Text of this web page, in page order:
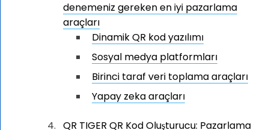
denemeniz gereken en iyi pazarlama
araçları
Dinamik QR kod yazılımı
Sosyal medya platformları
Birinci taraf veri toplama araçları
Yapay zeka araçları
QR TIGER QR Kod Oluşturucu: Pazarlama